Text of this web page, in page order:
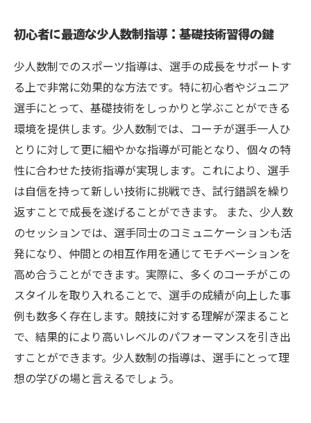
初心者に最適な少人数制指導：基礎技術習得の鍵
少人数制でのスポーツ指導は、選手の成長をサポートす
る上で非常に効果的な方法です。特に初心者やジュニア
選手にとって、基礎技術をしっかりと学ぶことができる
環境を提供します。少人数制では、コーチが選手一人ひ
とりに対して更に細やかな指導が可能となり、個々の特
性に合わせた技術指導が実現します。これにより、選手
は自信を持って新しい技術に挑戦でき、試行錯誤を繰り
返すことで成長を遂げることができます。 また、少人数
のセッションでは、選手同士のコミュニケーションも活
発になり、仲間との相互作用を通じてモチベーションを
高め合うことができます。実際に、多くのコーチがこの
スタイルを取り入れることで、選手の成績が向上した事
例も数多く存在します。競技に対する理解が深まること
で、結果的により高いレベルのパフォーマンスを引き出
すことができます。少人数制の指導は、選手にとって理
想の学びの場と言えるでしょう。